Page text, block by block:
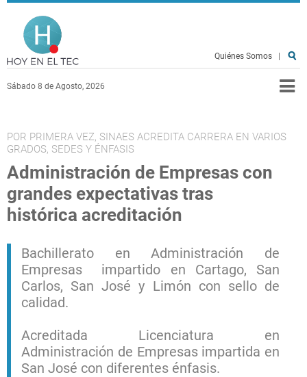
Pasar al contenido principal
Sábado 8 de Agosto, 2026
Quiénes Somos
POR PRIMERA VEZ, SINAES ACREDITA CARRERA EN VARIOS
GRADOS, SEDES Y ÉNFASIS
Administración de Empresas con
grandes expectativas tras
histórica acreditación
Bachillerato en Administración de
Empresas impartido en Cartago, San
Carlos, San José y Limón con sello de
calidad.
Acreditada Licenciatura en
Administración de Empresas impartida en
San José con diferentes énfasis.